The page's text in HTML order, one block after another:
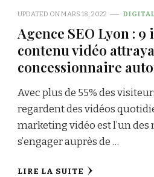
UPDATED ONMARS 18, 2022 DIGITAL
Agence SEO Lyon : 9
contenu vidéo
concessionnaire
Avec plus de 55% des
regardent des vidéos
marketing vidéo est l’un
s’engager auprès de …
LIRE LA SUITE